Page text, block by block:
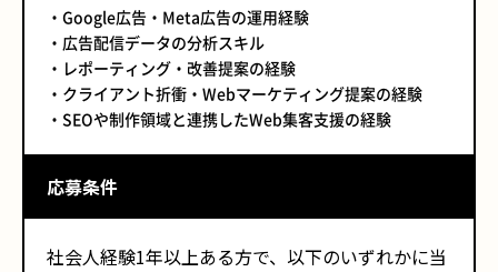
・Google広告・Meta広告の運用経験
・広告配信データの分析スキル
・レポーティング・改善提案の経験
・クライアント折衝・Webマーケティング提案の経験
・SEOや制作領域と連携したWeb集客支援の経験
応募条件
社会人経験1年以上ある方で、以下のいずれかに当